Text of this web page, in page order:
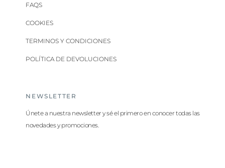
FAQS
COOKIES
TERMINOS Y CONDICIONES
POLÍTICA DE DEVOLUCIONES
NEWSLETTER
Únete a nuestra newsletter y sé el primero en conocer todas las
novedades y promociones.